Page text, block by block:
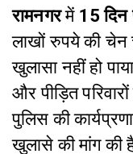
रामनगरमें 15
लाखों रुपये की चेन
खुलासा नहीं हो
और पीड़ित
पुलिस की
खुलासे की मांग की